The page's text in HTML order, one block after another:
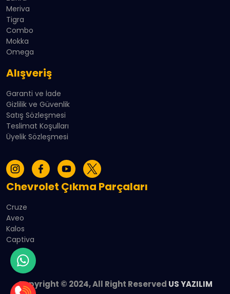
Meriva
Tigra
Combo
Mokka
Omega
Alışveriş
Garanti ve İade
Gizlilik ve Güvenlik
Satış Sözleşmesi
Teslimat Koşulları
Üyelik Sözleşmesi
Chevrolet Çıkma Parçaları
Cruze
Aveo
Kalos
Captiva
Copyright © 2024, All Right Reserved US YAZILIM